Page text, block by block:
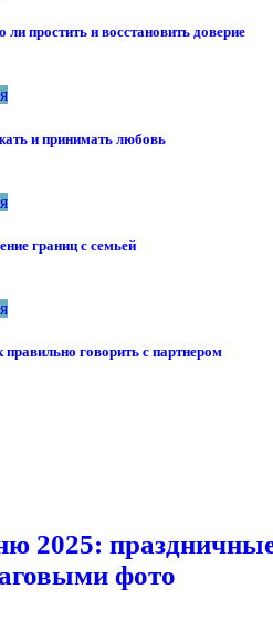
простить и восстановить доверие
и принимать любовь
границ с семьей
говорить с партнером
2025:
фото